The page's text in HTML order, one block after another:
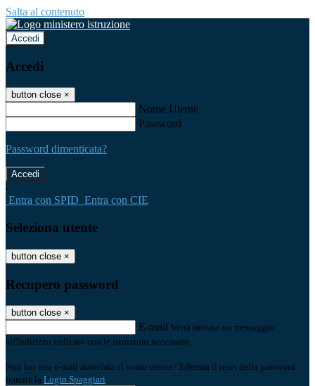
Salta al contenuto
Accedi
Accedi
button close ×
Nome Utente
Password
Password dimenticata?
-
Entra con SPID Entra con CIE
Seleziona utente
button close ×
Recupero password
button close ×
E-mail Verrà inviato un messaggio
all'indirizzo indicato con le istruzioni necessarie.
Non hai una e-mail associata al nome utente? Effettua il reset della password
tramite la Login Spaggiari